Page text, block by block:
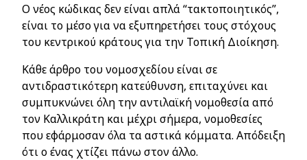
O νέος κώδικας δεν είναι απλά “τακτοποιητικός”,
είναι το μέσο για να εξυπηρετήσει τους στόχους
του κεντρικού κράτους για την Τοπική Διοίκηση.
Κάθε άρθρο του νομοσχεδίου είναι σε
αντιδραστικότερη κατεύθυνση, επιταχύνει και
συμπυκνώνει όλη την αντιλαϊκή νομοθεσία από
τον Καλλικράτη και μέχρι σήμερα, νομοθεσίες
που εφάρμοσαν όλα τα αστικά κόμματα. Απόδειξη
ότι ο ένας χτίζει πάνω στον άλλο.